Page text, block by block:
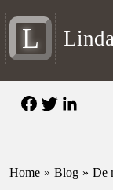
L
Home » Blog » De